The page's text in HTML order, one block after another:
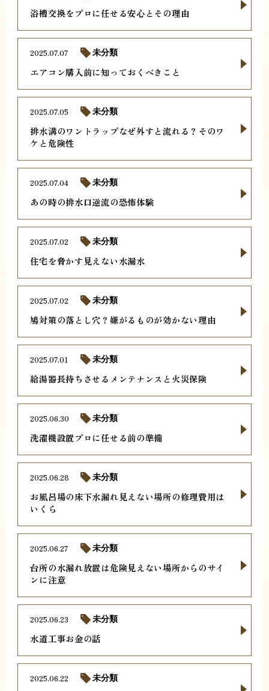
浴槽交換をプロに任せる安心とその理由
エアコン購入前に知っておくべきこと
2025.07.07 未分類
排水溝のワントラップなぜ外すと流れる？そのワ
ケと危険性
2025.07.05 未分類
あの時の排水口逆流の恐怖体験
2025.07.04 未分類
住宅を脅かす見えない水漏水
2025.07.02 未分類
鳩対策の落とし穴？嫌がるものが効かない理由
2025.07.02 未分類
給湯器長持ちさせるメンテナンスと火災保険
2025.07.01 未分類
洗濯機設置プロに任せる前の準備
2025.06.30 未分類
お風呂場の床下水漏れ見えない場所の修理費用は
いくら
2025.06.28 未分類
台所の水漏れ放置は危険見えない場所からのサイ
ンに注意
2025.06.27 未分類
水道工事お金の話
2025.06.23 未分類
2025.06.22 未分類